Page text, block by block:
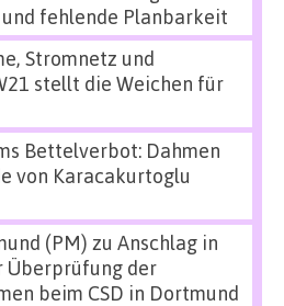
fehlende Planbarkeit
Stromnetz und
stellt die Weichen für
Bettelverbot: Dahmen
von Karacakurtoglu
(PM) zu Anschlag in
Überprüfung der
beim CSD in Dortmund